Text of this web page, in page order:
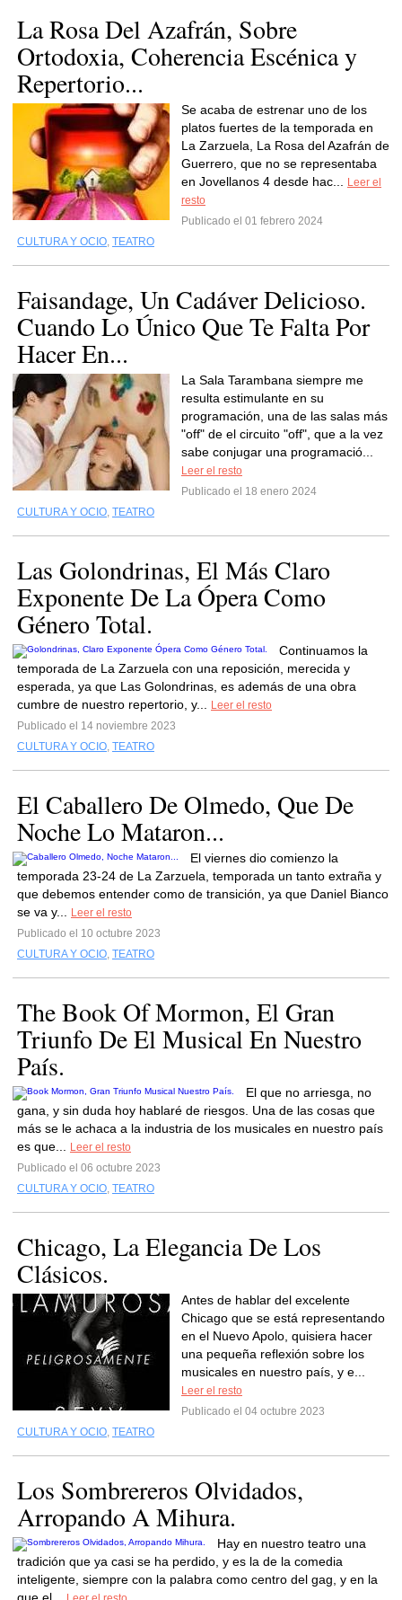
La Rosa Del Azafrán, Sobre
Ortodoxia, Coherencia Escénica y
Repertorio...
Se acaba de estrenar uno de los
platos fuertes de la temporada en
La Zarzuela, La Rosa del Azafrán de
Guerrero, que no se representaba
en Jovellanos 4 desde hac...
Leer el
resto
Publicado el 01 febrero 2024
CULTURA Y OCIO, TEATRO
Faisandage, Un Cadáver Delicioso.
Cuando Lo Único Que Te Falta Por
Hacer En...
La Sala Tarambana siempre me
resulta estimulante en su
programación, una de las salas más
"off" de el circuito "off", que a la vez
sabe conjugar una programació...
Leer el resto
Publicado el 18 enero 2024
CULTURA Y OCIO, TEATRO
Las Golondrinas, El Más Claro
Exponente De La Ópera Como
Género Total.
Continuamos la
temporada de La Zarzuela con una reposición, merecida y
esperada, ya que Las Golondrinas, es además de una obra
cumbre de nuestro repertorio, y...
Leer el resto
Publicado el 14 noviembre 2023
CULTURA Y OCIO, TEATRO
El Caballero De Olmedo, Que De
Noche Lo Mataron...
El viernes dio comienzo la
temporada 23-24 de La Zarzuela, temporada un tanto extraña y
que debemos entender como de transición, ya que Daniel Bianco
se va y...
Leer el resto
Publicado el 10 octubre 2023
CULTURA Y OCIO, TEATRO
The Book Of Mormon, El Gran
Triunfo De El Musical En Nuestro
País.
El que no arriesga, no
gana, y sin duda hoy hablaré de riesgos. Una de las cosas que
más se le achaca a la industria de los musicales en nuestro país
es que...
Leer el resto
Publicado el 06 octubre 2023
CULTURA Y OCIO, TEATRO
Chicago, La Elegancia De Los
Clásicos.
Antes de hablar del excelente
Chicago que se está representando
en el Nuevo Apolo, quisiera hacer
una pequeña reflexión sobre los
musicales en nuestro país, y e...
Leer el resto
Publicado el 04 octubre 2023
CULTURA Y OCIO, TEATRO
Los Sombrereros Olvidados,
Arropando A Mihura.
Hay en nuestro teatro una
tradición que ya casi se ha perdido, y es la de la comedia
inteligente, siempre con la palabra como centro del gag, y en la